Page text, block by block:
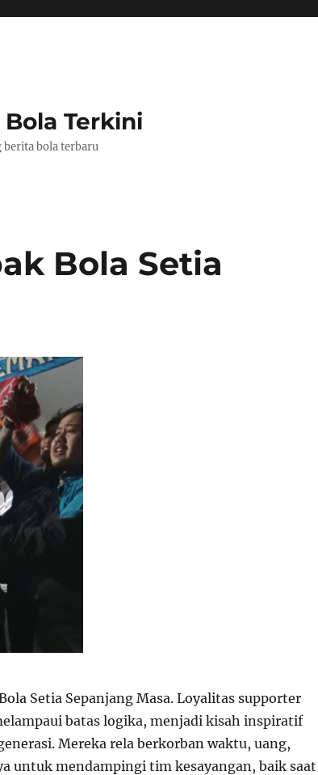
Terkini
berita bola terbaru
Bola Setia
Setia Sepanjang Masa. Loyalitas supporter
batas logika, menjadi kisah inspiratif
Mereka rela berkorban waktu, uang,
untuk mendampingi tim kesayangan, baik saat